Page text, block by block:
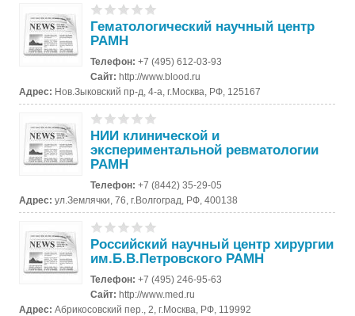
Гематологический научный центр
РАМН
Телефон:+7 (495) 612-03-93
Сайт:http://www.blood.ru
Адрес: Нов.Зыковский пр-д, 4-а, г.Москва, РФ, 125167
НИИ клинической и
экспериментальной ревматологии
РАМН
Телефон:+7 (8442) 35-29-05
Адрес:ул.Землячки, 76, г.Волгоград, РФ, 400138
Российский научный центр хирургии
им.Б.В.Петровского РАМН
Телефон:+7 (495) 246-95-63
Сайт:http://www.med.ru
Адрес:Абрикосовский пер., 2, г.Москва, РФ, 119992